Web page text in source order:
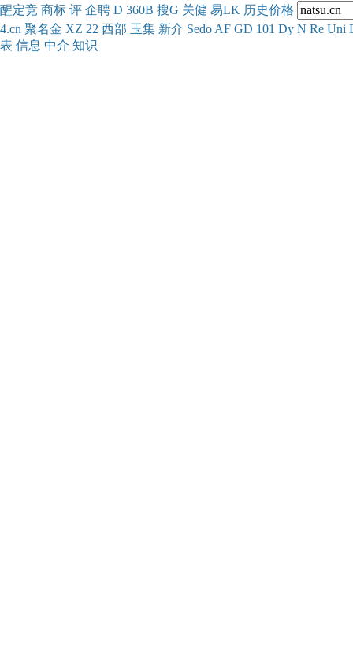
醒定竞 商标 评 企聘 D 360B 搜G 关健 易LK 历史价格
4.cn 聚名金 XZ 22 西部 玉集 新介 Sedo AF GD 101 Dy N Re Uni
表 信息 中介 知识